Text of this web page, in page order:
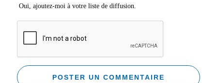
Oui, ajoutez-moi à votre liste de diffusion.